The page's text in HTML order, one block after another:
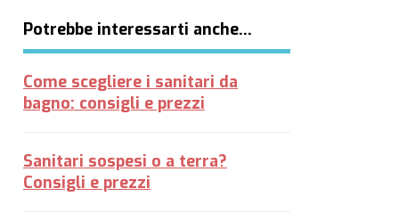
Potrebbe interessarti anche…
Come scegliere i sanitari da
bagno: consigli e prezzi
Sanitari sospesi o a terra?
Consigli e prezzi